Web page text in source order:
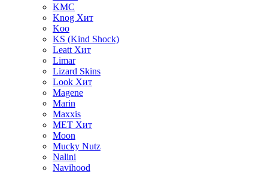
KMC
Knog Хит
Koo
KS (Kind Shock)
Leatt Хит
Limar
Lizard Skins
Look Хит
Magene
Marin
Maxxis
MET Хит
Moon
Mucky Nutz
Nalini
Navihood